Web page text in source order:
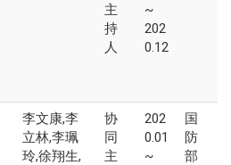
主
持
人
~
202
0.12
李文康,李
立林,李珮
玲,徐翔生,
协
同
主
202
0.01
~
国
防
部